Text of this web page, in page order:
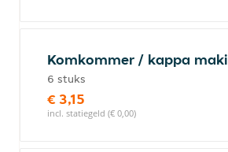
Komkommer / kappa maki
6 stuks
€ 3,15
incl. statiegeld (€ 0,00)